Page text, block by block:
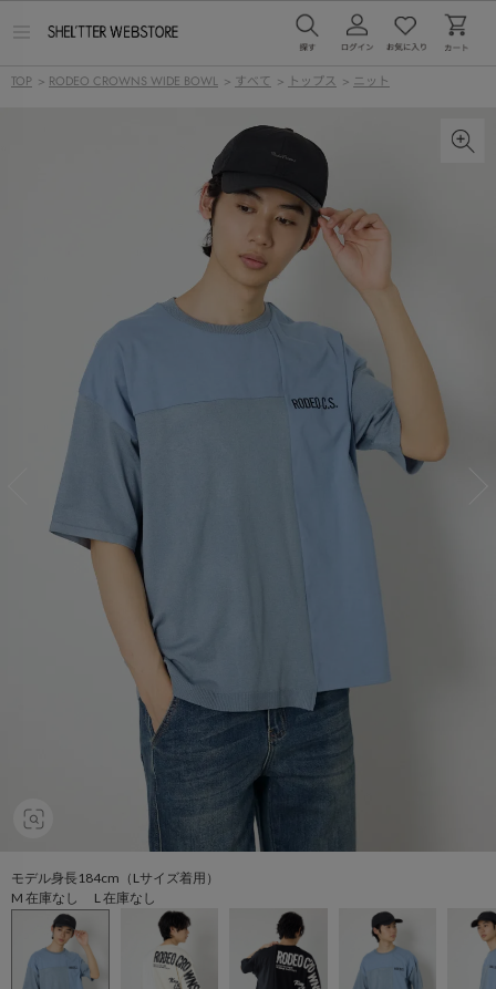
ー
TOP > RODEO CROWNS WIDE BOWL > すべて > トップス > ニット
モデル身長184cm（Lサイズ着用）
M 在庫なし L 在庫なし